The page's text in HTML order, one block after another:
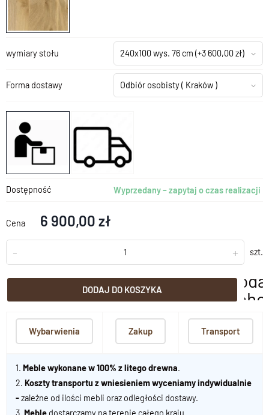
wymiary stołu 240x100 wys. 76 cm (+3 600,00 zł)
Forma dostawy Odbiór osobisty( Kraków )
Dostępność Wyprzedany – zapytaj o czas realizacji
Cena 6 900,00 zł
- + szt.
DODAJ DO KOSZYKA
Wybarwienia Zakup Transport
1. Meble wykonane w 100% z litego drewna.
2. Koszty transportu z wniesieniem wyceniamy indywidualnie
-zależne od ilości mebli oraz odległości dostawy.
3. Meble dostarczamy na terenie całego kraju.